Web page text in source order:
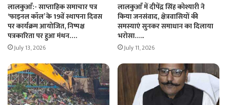
लालकुआँ:- साप्ताहिक समाचार पत्र
‘फाइनल कॉल’ के 19वें स्थापना दिवस
पर कार्यक्रम आयोजित, निष्पक्ष
पत्रकारिता पर हुआ मंथन….
July 13, 2026
लालकुआँ में दीपेंद्र सिंह कोश्यारी ने
किया जनसंवाद, क्षेत्रवासियों की
समस्याएं सुनकर समाधान का दिलाया
भरोसा…..
July 11, 2026